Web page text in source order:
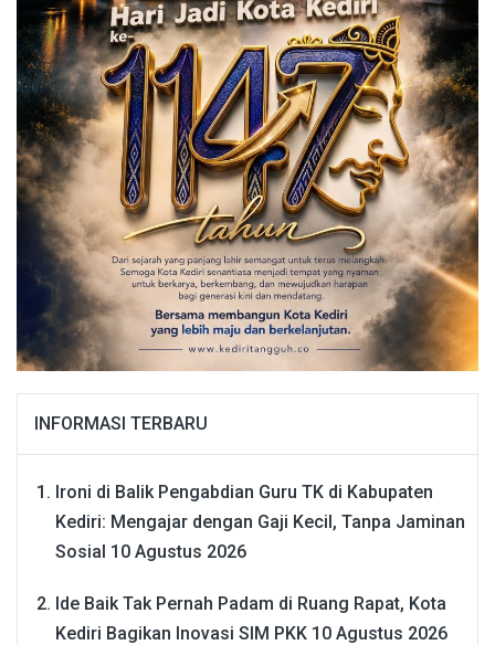
INFORMASI TERBARU
Ironi di Balik Pengabdian Guru TK di Kabupaten
Kediri: Mengajar dengan Gaji Kecil, Tanpa Jaminan
Sosial 10 Agustus 2026
Ide Baik Tak Pernah Padam di Ruang Rapat, Kota
Kediri Bagikan Inovasi SIM PKK 10 Agustus 2026